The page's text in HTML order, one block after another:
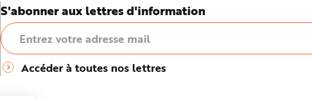
S'abonner aux lettres d'information
Accéder à toutes nos lettres